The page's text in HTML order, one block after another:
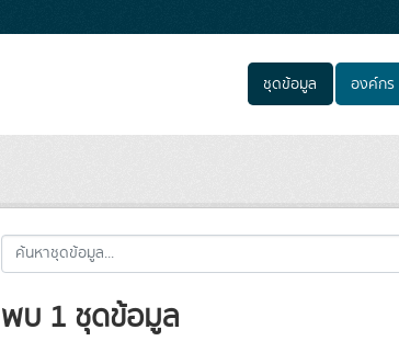
ชุดข้อมูล องค์กร
พบ 1 ชุดข้อมูล